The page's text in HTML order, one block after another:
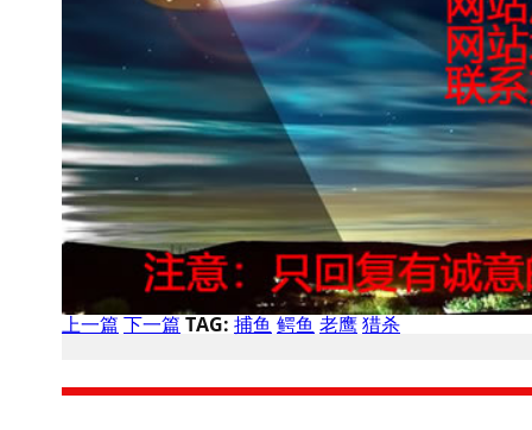
上一篇 下一篇 TAG: 捕鱼 鳄鱼 老鹰猎杀